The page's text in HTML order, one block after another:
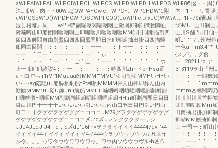
aWI.PAIWLPAHlWl.PCIWLPCHlWLPCSlWLPDlWI.PDHlWI.PDSlWLR8C
泊…叩W，肉・・00W..ぱOWPAHOw.e。WPCH。WPCHDW'C附
oWPCSoW'D()WPDHOWPDSOWPl.QOO(JoWPI.c::x:xJC)WW.W.
湿し柑輔』周………w4'.椅'"副噛咽閣噛咽咽山附則抑制叫問団剛山
附噛噂山叩船団明咽咽哨山叩嚇咽川咽咽咽咽MM帥旧同開描剖四
四四四帥問自由刷盟四四四回盟国即日拙叩瑚岨抽出掛四四描蝿
叩同由回開⋮⋮⋮⋮⋮⋮⋮⋮⋮一一⋮⋮⋮ト一一⋮⋮⋮⋮⋮一
一一⋮⋮二一⋮一一一一一⋮一⋮⋮ぃ⋮⋮⋮⋮⋮⋮⋮⋮⋮⋮⋮
ト⋮⋮トト⋮⋮一⋮⋮⋮ご⋮山⋮⋮一一⋮⋮⋮⋮⋮⋮⋮⋮⋮ホ
止一叩叩叩諸説4⋮⋮一:⋮⋮⋮⋮⋮⋮⋮時四川zhhドbhHsa置
a・白戸﹁ir1rV11Maaaa附MMM"“MMU"引引制引MMHいHHい
い-一-ag陪隠uu船酔酌恥船tFt和酌MMMM戸ん山州即酢ん山内
勤勧MMM"uu陪U帥unu航船MMHH噛咽噂咽岨岨咽咽劃劃耐劃
h咽噌噌H咽咽MM副副副岨岨唱岨咽哩岨岨HHm町劃副即日目日
目白川円十十十十いいいいい引いい山内山口刊日目円引い円山
町二十十グゲゲグゲゲググココココJM79グヲグゲゲゲゲゲゲグ
ゲゲゲゲゲゲゲゲゲココココ〆J'd〆Jンンクククタ一，シ
JJJ4JJdJ'J4，d，d〆dJ'J6Fhγヲクタイイイイ444447dv''"44
イイイイ44イイイイイイイイ4イ444ウヲヴウウヴウウル凡凶作
ル令。。。ゥワ今ウウワワウワヮ。ワウ肉ソウウウヴル-h凶作
r・・'"摺・・周
内・1・・リ胃
…。1l~7$r酬J細
ザ-MU…山田制山
山川S舗'"向日仙
町;;1."1'/;..州酬位
一色a・m3:41*-
{スプリ，グ食、
一
318119ヲ山「酬
⋮⋮⋮⋮一問機関
mmm凶網悶悶
川川川川川首押
団哨噛唱団Mm
田商抽出掛加抑
抑瑚MM酬抽抑
山-一司一⋮町山
一⋮一一